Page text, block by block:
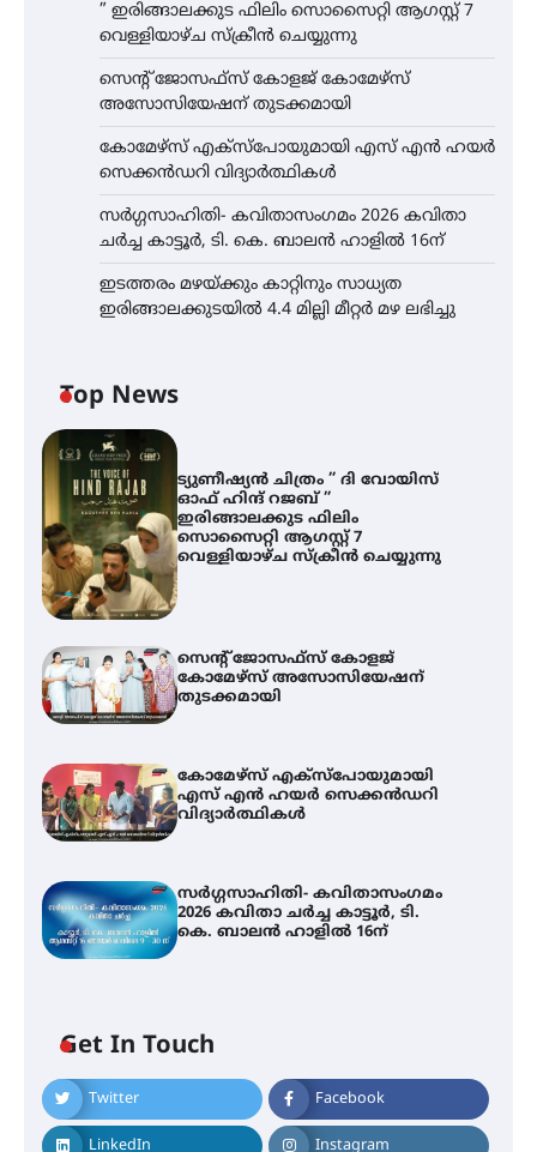
” ഇരിങ്ങാലക്കുട ഫിലിം സൊസൈറ്റി ആഗസ്റ്റ് 7
വെള്ളിയാഴ്ച സ്‌ക്രീൻ ചെയ്യുന്നു
സെന്റ് ജോസഫ്സ് കോളജ് കോമേഴ്‌സ്
അസോസിയേഷന് തുടക്കമായി
കോമേഴ്സ് എക്സ്പോയുമായി എസ് എൻ ഹയർ
സെക്കൻഡറി വിദ്യാർത്ഥികൾ
സർഗ്ഗസാഹിതി- കവിതാസംഗമം 2026 കവിതാ
ചർച്ച കാട്ടൂർ, ടി. കെ. ബാലൻ ഹാളിൽ 16ന്
ഇടത്തരം മഴയ്ക്കും കാറ്റിനും സാധ്യത
ഇരിങ്ങാലക്കുടയിൽ 4.4 മില്ലി മീറ്റർ മഴ ലഭിച്ചു
Top News
ട്യുണീഷ്യൻ ചിത്രം ” ദി വോയിസ്
ഓഫ് ഹിന്ദ് റജബ് ”
ഇരിങ്ങാലക്കുട ഫിലിം
സൊസൈറ്റി ആഗസ്റ്റ് 7
വെള്ളിയാഴ്ച സ്‌ക്രീൻ ചെയ്യുന്നു
സെന്റ് ജോസഫ്സ് കോളജ്
കോമേഴ്‌സ് അസോസിയേഷന്
തുടക്കമായി
കോമേഴ്സ് എക്സ്പോയുമായി
എസ് എൻ ഹയർ സെക്കൻഡറി
വിദ്യാർത്ഥികൾ
സർഗ്ഗസാഹിതി- കവിതാസംഗമം
2026 കവിതാ ചർച്ച കാട്ടൂർ, ടി.
കെ. ബാലൻ ഹാളിൽ 16ന്
Get In Touch
Twitter Facebook
LinkedIn Instagram